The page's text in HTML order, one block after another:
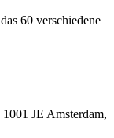
60 verschiedene
JE Amsterdam,